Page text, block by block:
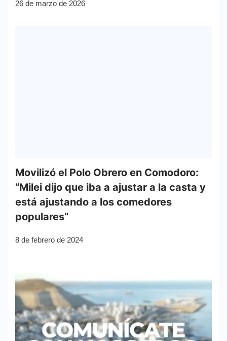
26 de marzo de 2026
Movilizó el Polo Obrero en Comodoro:
“Milei dijo que iba a ajustar a la casta y
está ajustando a los comedores
populares”
8 de febrero de 2024